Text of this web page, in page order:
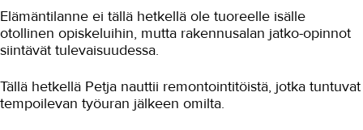
Emma Haanpää, 21-vuotias
muurauksen ja laatoituksen
opiskelija
Sisustaminen ja pintakäsittely
Elämäntilanne ei tällä hetkellä ole tuoreelle isälle
otollinen opiskeluihin, mutta rakennusalan jatko-opinnot
siintävät tulevaisuudessa.
Tällä hetkellä Petja nauttii remontointitöistä, jotka tuntuvat
tempoilevan työuran jälkeen omilta.